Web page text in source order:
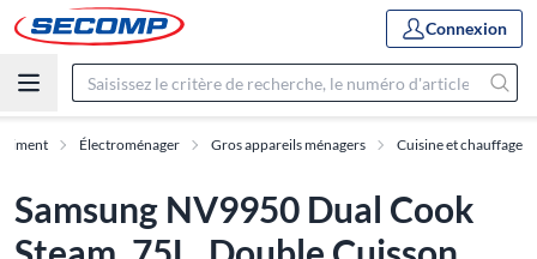
Connexion
Électroménager Gros appareils ménagers Cuisine et chauffage
Samsung NV9950 Dual Cook